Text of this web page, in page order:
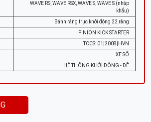
WAVE RS, WAVE RSX, WAVE S, WAVE S (nhập
khẩu)
Bánh răng trục khởi động 22 răng
PINION KICK STARTER
TCCS: 01|2008|HVN
XE SỐ
HỆ THỐNG KHỞI ĐỘNG - ĐỀ